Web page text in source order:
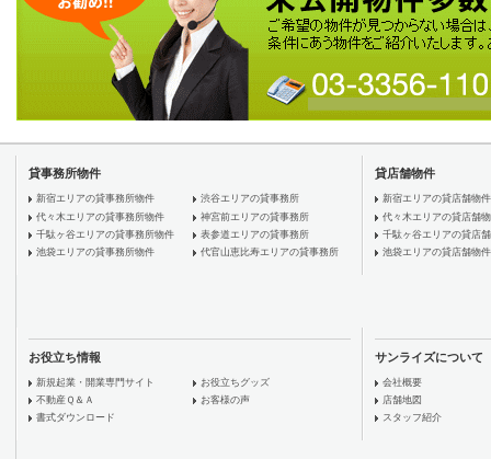
貸事務所物件
新宿エリアの貸事務所物件
代々木エリアの貸事務所物件
千駄ヶ谷エリアの貸事務所物件
池袋エリアの貸事務所物件
渋谷エリアの貸事務所
神宮前エリアの貸事務所
表参道エリアの貸事務所
代官山恵比寿エリアの貸事務所
貸店舗物件
新宿エリアの貸店舗物件
代々木エリアの貸店舗
千駄ヶ谷エリアの貸店
池袋エリアの貸店舗物件
お役立ち情報
新規起業・開業専門サイト
不動産Ｑ＆Ａ
書式ダウンロード
お役立ちグッズ
お客様の声
サンライズについて
会社概要
店舗地図
スタッフ紹介